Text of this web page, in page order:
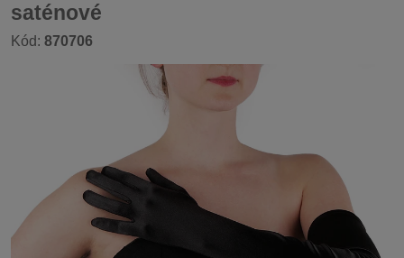
saténové
Kód: 870706